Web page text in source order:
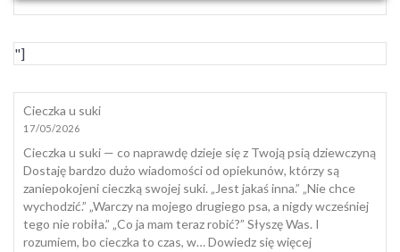
"]
Cieczka u suki
17/05/2026
Cieczka u suki — co naprawdę dzieje się z Twoją psią dziewczyną
Dostaję bardzo dużo wiadomości od opiekunów, którzy są
zaniepokojeni cieczką swojej suki. „Jest jakaś inna.” „Nie chce
wychodzić.” „Warczy na mojego drugiego psa, a nigdy wcześniej
tego nie robiła.” „Co ja mam teraz robić?” Słyszę Was. I
rozumiem, bo cieczka to czas, w…Dowiedz się więcej: